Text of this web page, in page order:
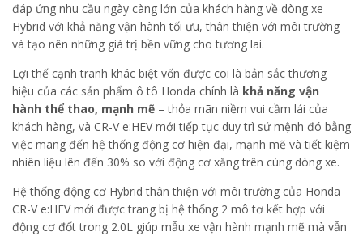
đáp ứng nhu cầu ngày càng lớn của khách hàng về dòng xe
Hybrid với khả năng vận hành tối ưu, thân thiện với môi trường
và tạo nên những giá trị bền vững cho tương lai.
Lợi thế cạnh tranh khác biệt vốn được coi là bản sắc thương
hiệu của các sản phẩm ô tô Honda chính là khả năng vận
hành thể thao, mạnh mẽ – thỏa mãn niềm vui cầm lái của
khách hàng, và CR-V e:HEV mới tiếp tục duy trì sứ mệnh đó bằng
việc mang đến hệ thống động cơ hiện đại, mạnh mẽ và tiết kiệm
nhiên liệu lên đến 30% so với động cơ xăng trên cùng dòng xe.
Hệ thống động cơ Hybrid thân thiện với môi trường của Honda
CR-V e:HEV mới được trang bị hệ thống 2 mô tơ kết hợp với
động cơ đốt trong 2.0L giúp mẫu xe vận hành mạnh mẽ mà vẫn